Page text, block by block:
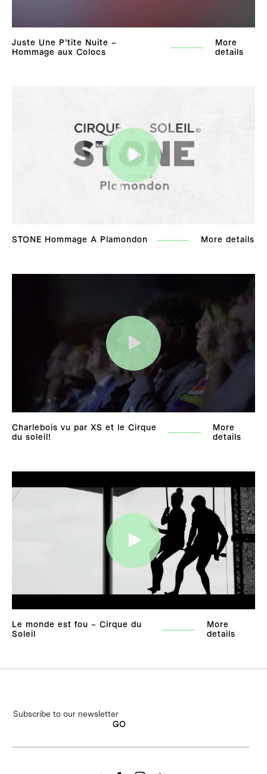
Juste Une P’tite Nuite –
Hommage aux Colocs
More
details
STONE Hommage A Plamondon More details
Charlebois vu par XS et le Cirque
du soleil!
More
details
Le monde est fou – Cirque du
Soleil
More
details